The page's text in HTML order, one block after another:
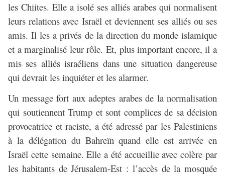
les Chiites. Elle a isolé ses alliés arabes qui normalisent
leurs relations avec Israël et deviennent ses alliés ou ses
amis. Il les a privés de la direction du monde islamique
et a marginalisé leur rôle. Et, plus important encore, il a
mis ses alliés israéliens dans une situation dangereuse
qui devrait les inquiéter et les alarmer.
Un message fort aux adeptes arabes de la normalisation
qui soutiennent Trump et sont complices de sa décision
provocatrice et raciste, a été adressé par les Palestiniens
à la délégation du Bahreïn quand elle est arrivée en
Israël cette semaine. Elle a été accueillie avec colère par
les habitants de Jérusalem-Est : l’accès de la mosquée